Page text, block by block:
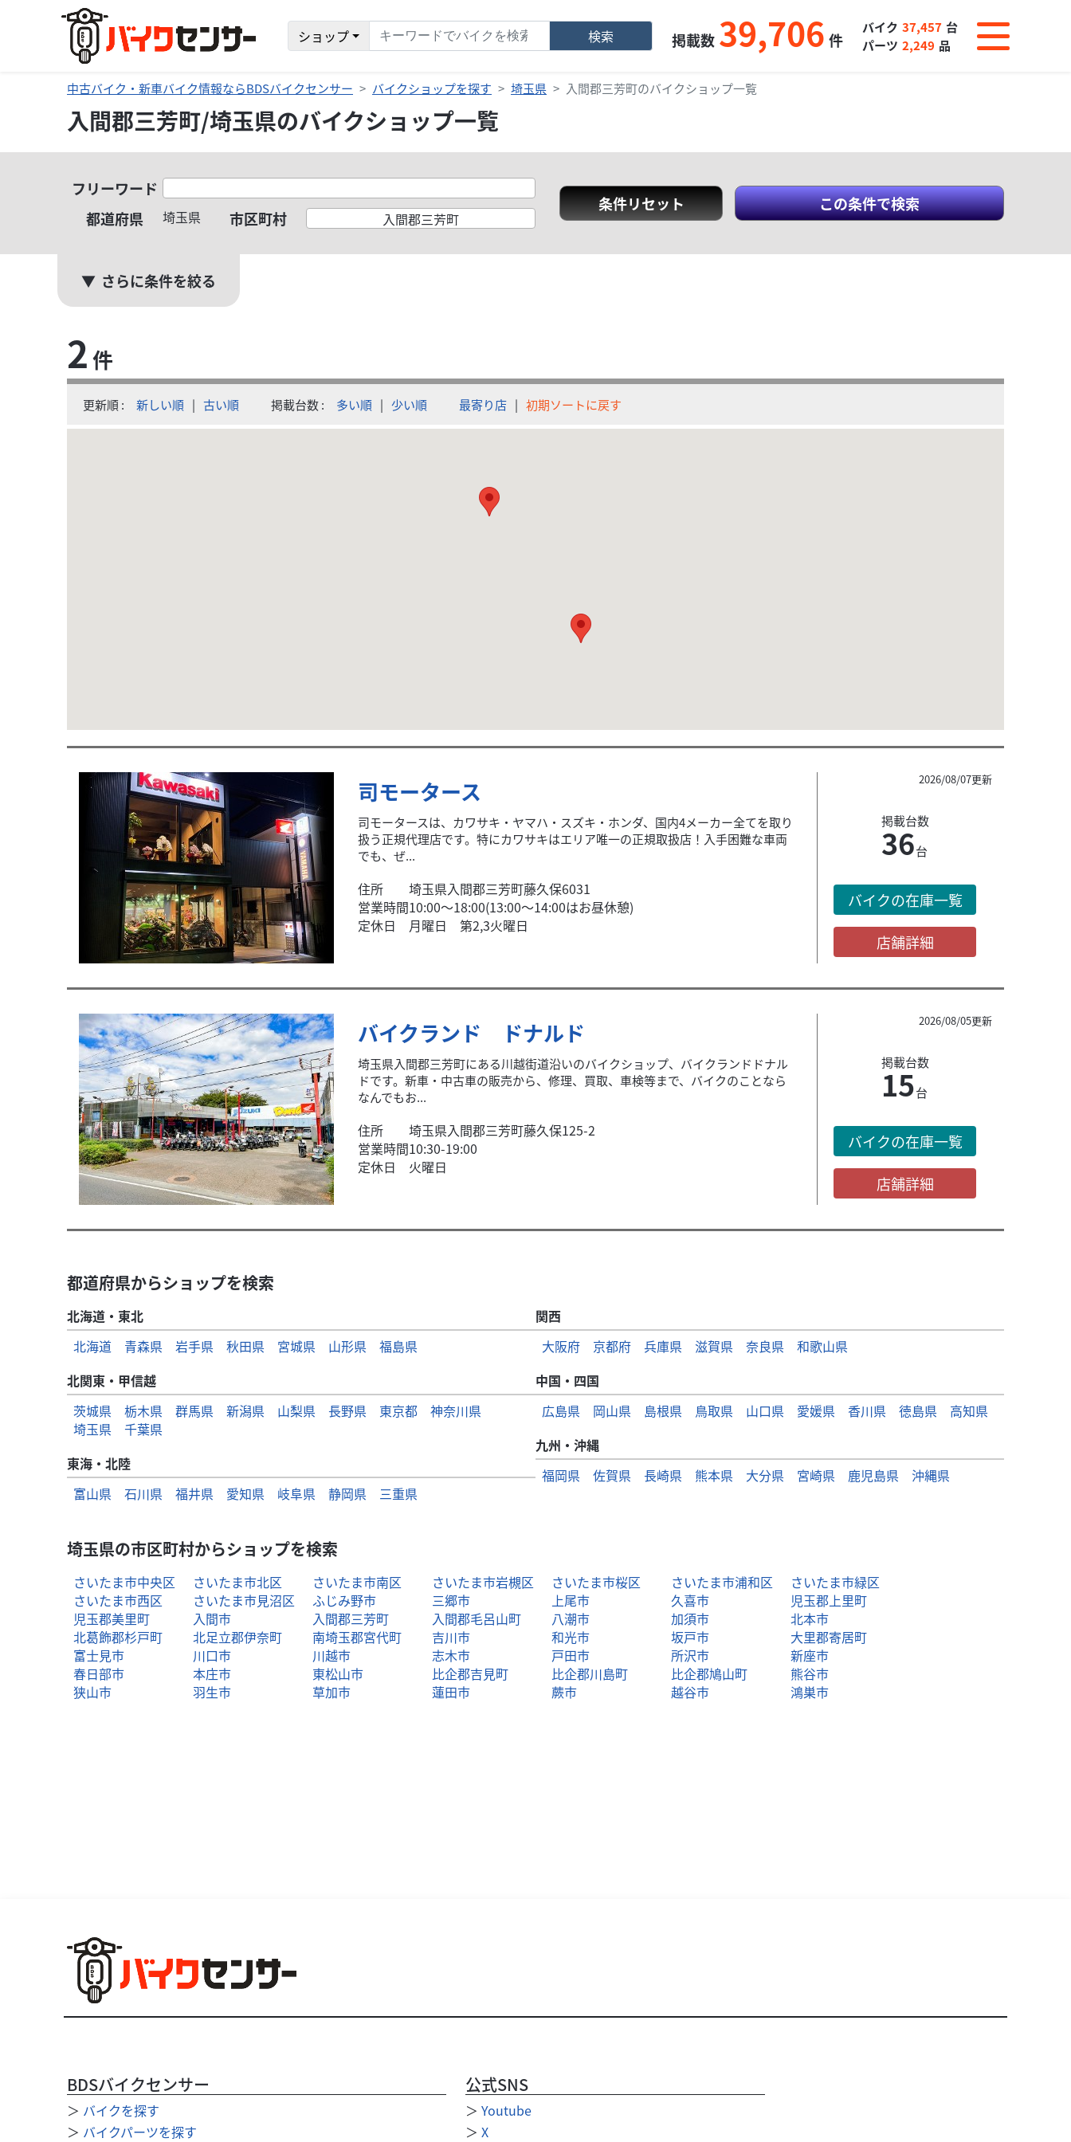
ショップ 検索 掲載数 39,706 件
バイク 37,457 台
パーツ 2,249 品
中古バイク・新車バイク情報ならBDSバイクセンサー バイクショップを探す 埼玉県 入間郡三芳町のバイクショップ一覧
入間郡三芳町/埼玉県のバイクショップ一覧
フリーワード
都道府県
埼玉県 市区町村 入間郡三芳町
条件リセット この条件で検索
さらに条件を絞る
2件
更新順 新しい順 | 古い順 掲載台数 多い順 | 少い順 最寄り店 | 初期ソートに戻す
司モータース
司モータースは、カワサキ・ヤマハ・スズキ・ホンダ、国内4メーカー全てを取り
扱う正規代理店です。特にカワサキはエリア唯一の正規取扱店！入手困難な車両
でも、ぜ...
住所
埼玉県入間郡三芳町藤久保6031
営業時間10:00〜18:00(13:00〜14:00はお昼休憩)
定休日
月曜日 第2,3火曜日
2026/08/07更新
掲載台数
36台
バイクの在庫一覧
店舗詳細
バイクランド ドナルド
埼玉県入間郡三芳町にある川越街道沿いのバイクショップ、バイクランドドナル
ドです。新車・中古車の販売から、修理、買取、車検等まで、バイクのことなら
なんでもお...
住所
埼玉県入間郡三芳町藤久保125-2
営業時間10:30-19:00
定休日
火曜日
2026/08/05更新
掲載台数
15台
バイクの在庫一覧
店舗詳細
都道府県からショップを検索
北海道・東北
北海道
青森県 岩手県 秋田県 宮城県 山形県
福島県
北関東・甲信越
茨城県
栃木県 群馬県 新潟県 山梨県 長野県 東京都
神奈川県
埼玉県
千葉県
東海・北陸
富山県
石川県 福井県 愛知県 岐阜県 静岡県 三重県
関西
大阪府
京都府 兵庫県 滋賀県 奈良県
和歌山県
中国・四国
広島県
岡山県 島根県 鳥取県 山口県 愛媛県 香川県 徳島県
高知県
九州・沖縄
福岡県
佐賀県 長崎県 熊本県 大分県 宮崎県 鹿児島県 沖縄県
埼玉県の市区町村からショップを検索
さいたま市中央区 さいたま市北区 さいたま市南区 さいたま市岩槻区 さいたま市桜区 さいたま市浦和区
さいたま市緑区
さいたま市西区
さいたま市見沼区 ふじみ野市 三郷市 上尾市 久喜市
児玉郡上里町
児玉郡美里町
入間市 入間郡三芳町 入間郡毛呂山町 八潮市 加須市
北本市
北葛飾郡杉戸町
北足立郡伊奈町 南埼玉郡宮代町 吉川市 和光市 坂戸市
大里郡寄居町
富士見市
川口市 川越市 志木市 戸田市 所沢市
新座市
春日部市
本庄市 東松山市 比企郡吉見町 比企郡川島町 比企郡鳩山町
熊谷市
狭山市
羽生市 草加市 蓮田市 蕨市 越谷市 鴻巣市
BDSバイクセンサー
＞ バイクを探す
＞ バイクパーツを探す
公式SNS
＞ Youtube
＞ X